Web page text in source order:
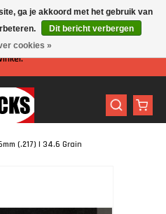
er minder personeel aanwezig in de
(.217) | 34.6 Grain
ga je akkoord met het gebruik van
Dit bericht verbergen
cookies »